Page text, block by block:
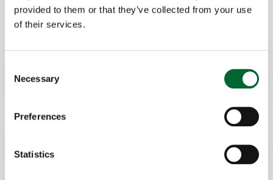
provided to them or that they’ve collected from your use
of their services.
Selection
Necessary
Preferences
Statistics
verpakkingsapparatuur voor alle soorten eieren.